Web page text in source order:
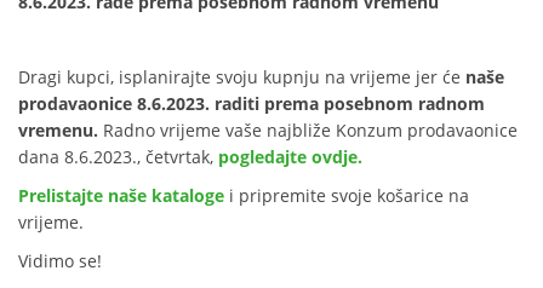
Dragi kupci, isplanirajte svoju kupnju na vrijeme jer će naše
prodavaonice 8.6.2023. raditi prema posebnom radnom
vremenu. Radno vrijeme vaše najbliže Konzum prodavaonice
dana 8.6.2023., četvrtak, pogledajte ovdje.
Prelistajte naše kataloge i pripremite svoje košarice na
vrijeme.
Vidimo se!